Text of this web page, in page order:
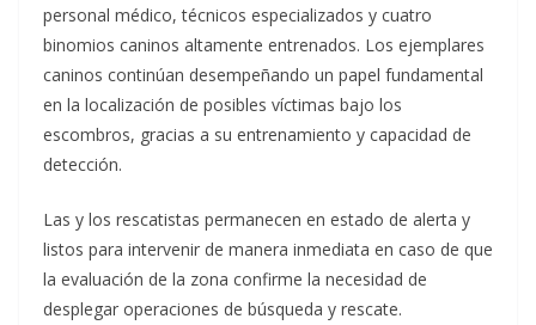
personal médico, técnicos especializados y cuatro
binomios caninos altamente entrenados. Los ejemplares
caninos continúan desempeñando un papel fundamental
en la localización de posibles víctimas bajo los
escombros, gracias a su entrenamiento y capacidad de
detección.
Las y los rescatistas permanecen en estado de alerta y
listos para intervenir de manera inmediata en caso de que
la evaluación de la zona confirme la necesidad de
desplegar operaciones de búsqueda y rescate.